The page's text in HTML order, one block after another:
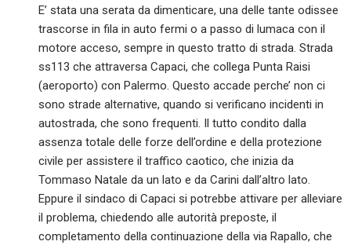
E’ stata una serata da dimenticare, una delle tante odissee
trascorse in fila in auto fermi o a passo di lumaca con il
motore acceso, sempre in questo tratto di strada. Strada
ss113 che attraversa Capaci, che collega Punta Raisi
(aeroporto) con Palermo. Questo accade perche’ non ci
sono strade alternative, quando si verificano incidenti in
autostrada, che sono frequenti. Il tutto condito dalla
assenza totale delle forze dell’ordine e della protezione
civile per assistere il traffico caotico, che inizia da
Tommaso Natale da un lato e da Carini dall’altro lato.
Eppure il sindaco di Capaci si potrebbe attivare per alleviare
il problema, chiedendo alle autorità preposte, il
completamento della continuazione della via Rapallo, che